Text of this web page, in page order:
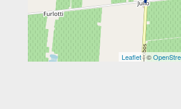
Leaflet| ©